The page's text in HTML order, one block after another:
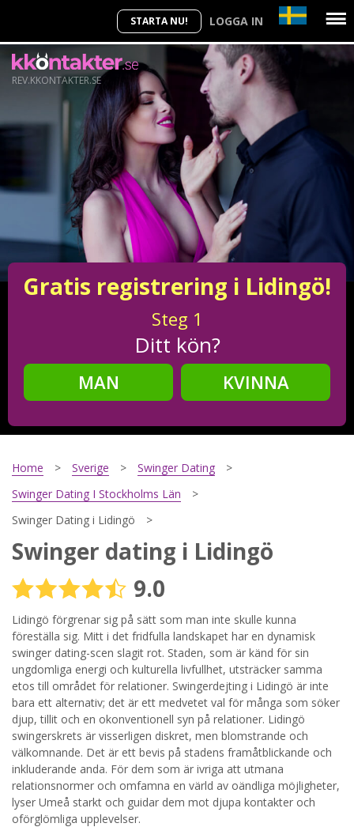
STARTA NU! LOGGA IN
REV.KKONTAKTER.SE
Gratis registrering i Lidingö!
Steg 1
Ditt kön?
MAN
KVINNA
Steg2
Steg
Din mailadress?
Genom att registrera godkänner jagVillkorenoch
Sekretesspolicyn. Jag godkänner att ta emot information och
reklam via e-post från hemsidans operatörer. Jag kan dra
tillbaka godkännande när jag vill.
STARTA NU!
Home Sverige
Swinger Dating
Swinger Dating I Stockholms Län
Swinger Dating i Lidingö
Swinger dating i Lidingö
9.0
Lidingö förgrenar sig på sätt som man inte skulle kunna
föreställa sig. Mitt i det fridfulla landskapet har en dynamisk
swinger dating-scen slagit rot. Staden, som är känd för sin
ungdomliga energi och kulturella livfullhet, utsträcker samma
etos till området för relationer. Swingerdejting i Lidingö är inte
bara ett alternativ; det är ett medvetet val för många som söker
djup, tillit och en okonventionell syn på relationer. Lidingö
swingerskrets är visserligen diskret, men blomstrande och
välkomnande. Det är ett bevis på stadens framåtblickande och
inkluderande anda. För dem som är ivriga att utmana
relationsnormer och omfamna en värld av oändliga möjligheter,
lyser Umeå starkt och guidar dem mot djupa kontakter och
oförglömliga upplevelser.